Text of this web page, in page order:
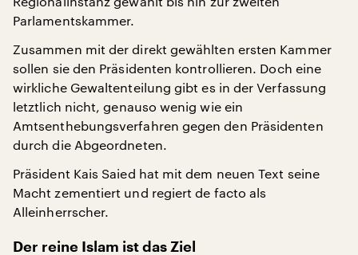
Parlamentskammer.
Zusammen mit der direkt gewählten ersten Kammer
sollen sie den Präsidenten kontrollieren. Doch eine
wirkliche Gewaltenteilung gibt es in der Verfassung
letztlich nicht, genauso wenig wie ein
Amtsenthebungsverfahren gegen den Präsidenten
durch die Abgeordneten.
Präsident Kais Saied hat mit dem neuen Text seine
Macht zementiert und regiert de facto als
Alleinherrscher.
Der reine Islam ist das Ziel